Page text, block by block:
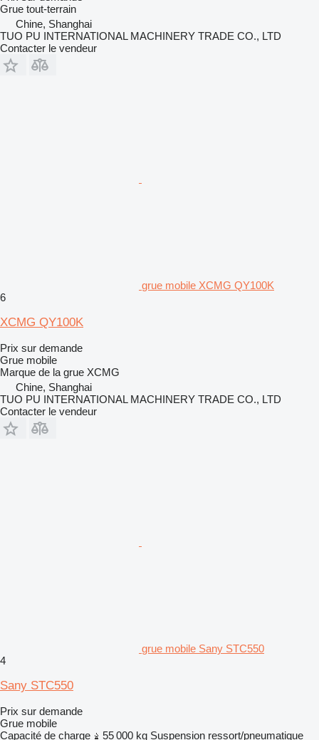
Grue tout-terrain
Chine, Shanghai
TUO PU INTERNATIONAL MACHINERY TRADE CO., LTD
Contacter le vendeur
grue mobile XCMG QY100K
6
XCMG QY100K
Prix sur demande
Grue mobile
Marque de la grue XCMG
Chine, Shanghai
TUO PU INTERNATIONAL MACHINERY TRADE CO., LTD
Contacter le vendeur
grue mobile Sany STC550
4
Sany STC550
Prix sur demande
Grue mobile
Capacité de charge
55 000 kg Suspension ressort/pneumatique